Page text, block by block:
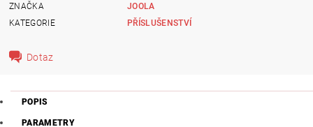
ZNAČKA
JOOLA
KATEGORIE
PŘÍSLUŠENSTVÍ
Dotaz
POPIS
PARAMETRY